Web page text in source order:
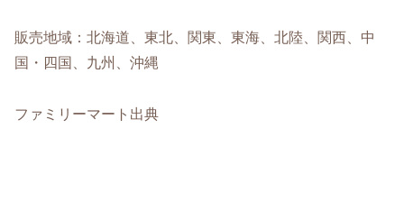
販売地域：北海道、東北、関東、東海、北陸、関西、中
国・四国、九州、沖縄
ファミリーマート出典